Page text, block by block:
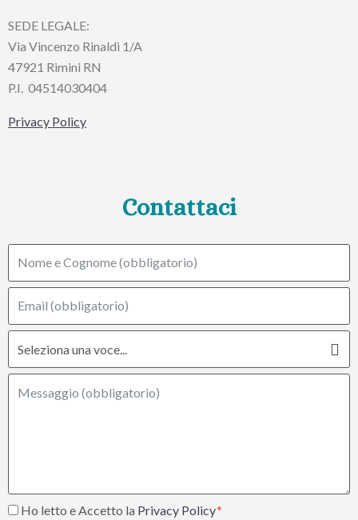
SEDE LEGALE:
Via Vincenzo Rinaldi 1/A
47921 Rimini RN
P.I. 04514030404
Privacy Policy
Contattaci
Ho letto e Accetto la Privacy Policy